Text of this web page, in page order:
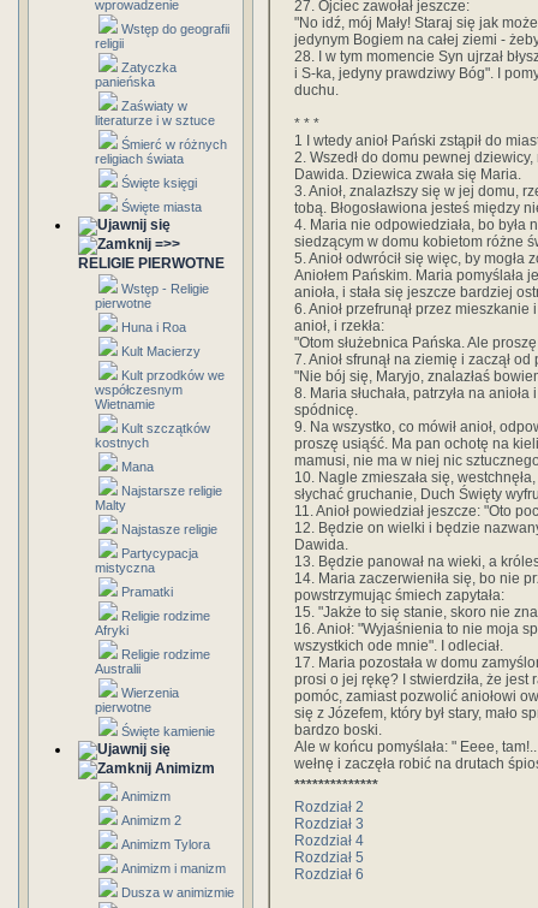
wprowadzenie
Wstęp do geografii
religii
Zatyczka
panieńska
Zaświaty w
literaturze i w sztuce
Śmierć w różnych
religiach świata
Święte księgi
Święte miasta
=>>
RELIGIE PIERWOTNE
Wstęp - Religie
pierwotne
Huna i Roa
Kult Macierzy
Kult przodków we
współczesnym
Wietnamie
Kult szczątków
kostnych
Mana
Najstarsze religie
Malty
Najstasze religie
Partycypacja
mistyczna
Pramatki
Religie rodzime
Afryki
Religie rodzime
Australii
Wierzenia
pierwotne
Święte kamienie
Animizm
Animizm
Animizm 2
Animizm Tylora
Animizm i manizm
Dusza w animizmie
27. Ojciec zawołał jeszcze:
"No idź, mój Mały! Staraj się jak
jedynym Bogiem na całej ziemi -
28. I w tym momencie Syn ujrzał
i S-ka, jedyny prawdziwy Bóg". I
duchu.
* * *
1 I wtedy anioł Pański zstąpił do
2. Wszedł do domu pewnej
Dawida. Dziewica zwała się Maria.
3. Anioł, znalazłszy się w jej domu,
tobą. Błogosławiona jesteś między
4. Maria nie odpowiedziała, bo była
siedzącym w domu kobietom różne
5. Anioł odwrócił się więc, by
Aniołem Pańskim. Maria pomyślała
anioła, i stała się jeszcze bardziej
6. Anioł przefrunął przez
anioł, i rzekła:
"Otom służebnica Pańska. Ale
7. Anioł sfrunął na ziemię i zaczął
"Nie bój się, Maryjo, znalazłaś
8. Maria słuchała, patrzyła na
spódnicę.
9. Na wszystko, co mówił anioł,
proszę usiąść. Ma pan ochotę na
mamusi, nie ma w niej nic
10. Nagle zmieszała się,
słychać gruchanie, Duch Święty
11. Anioł powiedział jeszcze: "Oto
12. Będzie on wielki i będzie
Dawida.
13. Będzie panował na wieki, a
14. Maria zaczerwieniła się, bo nie
powstrzymując śmiech zapytała:
15. "Jakże to się stanie, skoro nie
16. Anioł: "Wyjaśnienia to nie moja
wszystkich ode mnie". I odleciał.
17. Maria pozostała w domu
prosi o jej rękę? I stwierdziła, że jest
pomóc, zamiast pozwolić aniołowi
się z Józefem, który był stary, mało
bardzo boski.
Ale w końcu pomyślała: " Eeee,
wełnę i zaczęła robić na drutach
**************
Rozdział 2
Rozdział 3
Rozdział 4
Rozdział 5
Rozdział 6